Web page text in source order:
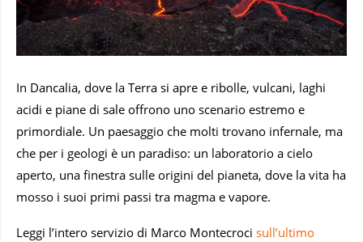
In Dancalia, dove la Terra si apre e ribolle, vulcani, laghi
acidi e piane di sale offrono uno scenario estremo e
primordiale. Un paesaggio che molti trovano infernale, ma
che per i geologi è un paradiso: un laboratorio a cielo
aperto, una finestra sulle origini del pianeta, dove la vita ha
mosso i suoi primi passi tra magma e vapore.
Leggi l’intero servizio di Marco Montecroci sull’ultimo